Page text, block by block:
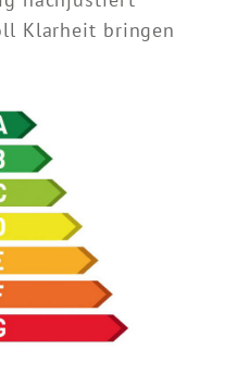
Klarheit bringen